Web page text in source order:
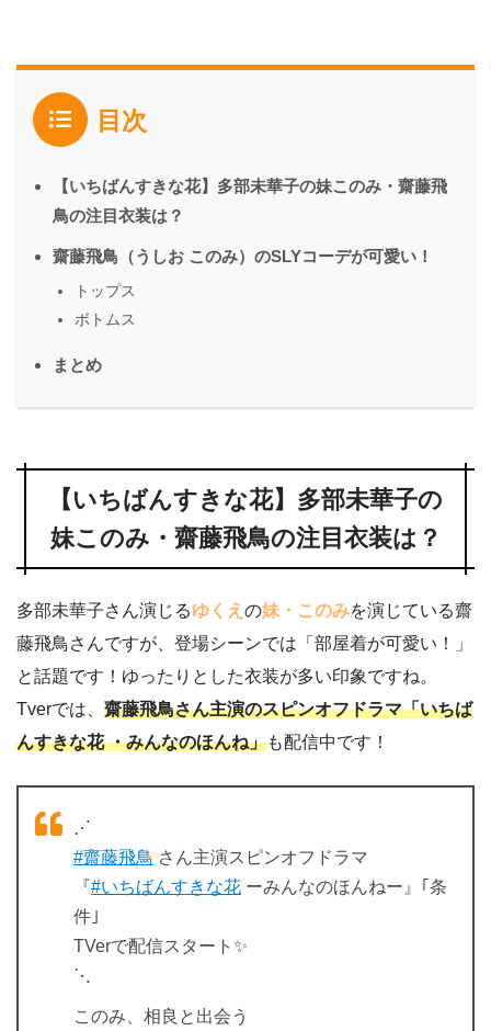
目次
【いちばんすきな花】多部未華子の妹このみ・齋藤飛
鳥の注目衣装は？
齋藤飛鳥（うしお このみ）のSLYコーデが可愛い！
トップス
ボトムス
まとめ
【いちばんすきな花】多部未華子の
妹このみ・齋藤飛鳥の注目衣装は？
多部未華子さん演じるゆくえ の妹・このみを演じている齋
藤飛鳥さんですが、登場シーンでは「部屋着が可愛い！」
と話題です！ゆったりとした衣装が多い印象ですね。
Tverでは、 齋藤飛鳥さん主演のスピンオフドラマ「いちば
んすきな花 ・みんなのほんね」も配信中です！
⋰
#齋藤飛鳥 さん主演スピンオフドラマ
『#いちばんすきな花 ーみんなのほんねー』｢条
件｣
TVerで配信スタート✨
⋱
このみ、相良と出会う